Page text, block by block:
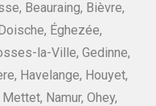
Beauraing, Bièvre,
Éghezée,
la-Ville, Gedinne,
Havelange, Houyet,
Namur, Ohey,